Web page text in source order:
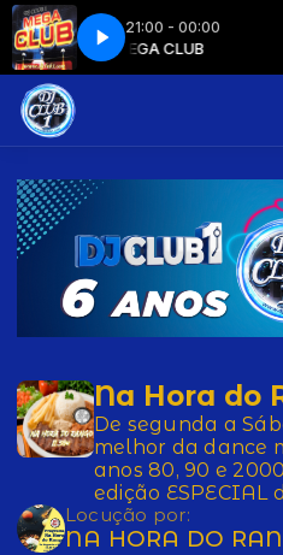
21:00 - 00:00
MEGA CLUB
Na Hora do
De segunda a
melhor da dance
anos 80, 90 e
edição ESPECIAL
Locução por:
NA HORA DO